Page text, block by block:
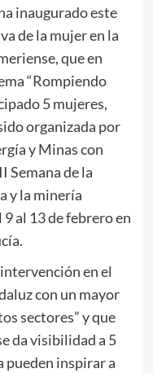
inaugurado este
de la mujer en la
que en
“Rompiendo
5 mujeres,
organizada por
y Minas con
Semana de la
y la minería
al 13 de febrero en
en el
con un mayor
sectores” y que
da visibilidad a 5
pueden inspirar a